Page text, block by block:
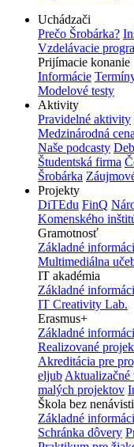
Uchádzači
Prečo Šrobárka?
Vzdelávacie
Prijímacie konanie
Informácie
Modelové testy
Aktivity
Pravidelné aktivity
Medzinárodná
Naše podcasty
Študentská firma
Šrobárka
Projekty
DiTEdu FinQ
Komenského
Gramotnosť
Základné
Multimediálna
IT akadémia
Základné
IT Creativity Lab.
Erasmus+
Základné
Realizované
Akreditácia pre
eljub Aktualizačné
malých projektov
Škola bez nenávisti
Základné
Schránka dôvery